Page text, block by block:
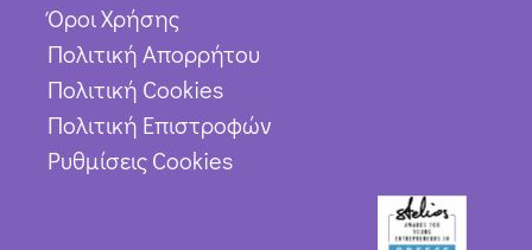
Όροι Χρήσης
Πολιτική Απορρήτου
Πολιτική Cookies
Πολιτική Επιστροφών
Ρυθμίσεις Cookies